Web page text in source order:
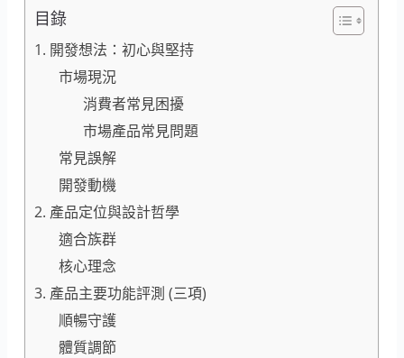
目錄
1. 開發想法：初心與堅持
市場現況
消費者常見困擾
市場產品常見問題
常見誤解
開發動機
2. 產品定位與設計哲學
適合族群
核心理念
3. 產品主要功能評測 (三項)
順暢守護
體質調節